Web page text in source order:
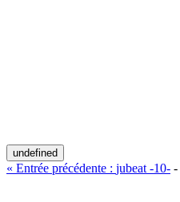
undefined
« Entrée précédente : jubeat -10- -